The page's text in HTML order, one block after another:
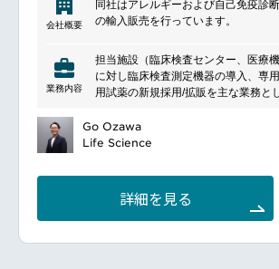
Foresees how decisions may impact
state of the rest of the organization
development and commercialization
continuously works to improve these
impact profitability and growth share
Proven ability to communicate
clear and succinct manner – both in
会社概要
同社はアレルギーおよび自己免疫診
の輸入販売を行っています。
業務内容
担当施設（臨床検査センター、医療機
に対し臨床検査測定機器の導入、専
用試薬の新規採用/拡販を主な業務と
業務内容：
アレルギー/自己免疫検査市場におけ
ため，全国で活動する数多くの検査セ
から医療機関への販促活動を推進する
これらの活動を実現する上で必要と
査センターにおける日々の膨大なアッ
Go Ozawa
Life Science
詳細を見る